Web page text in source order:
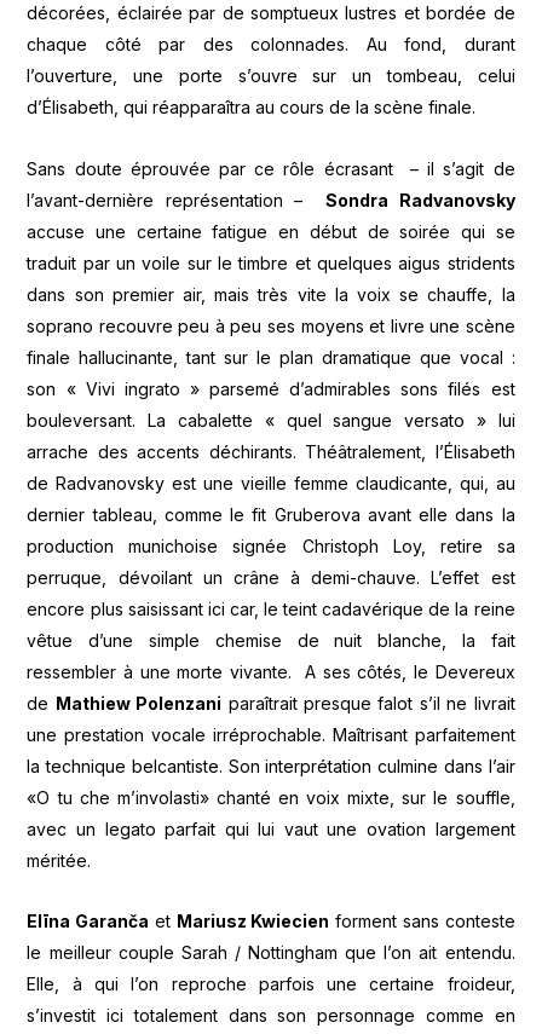
décorées, éclairée par de somptueux lustres et bordée de
chaque côté par des colonnades. Au fond, durant
l’ouverture, une porte s’ouvre sur un tombeau, celui
d’Élisabeth, qui réapparaîtra au cours de la scène finale.
Sans doute éprouvée par ce rôle écrasant – il s’agit de
l’avant-dernière représentation –Sondra Radvanovsky
accuse une certaine fatigue en début de soirée qui se
traduit par un voile sur le timbre et quelques aigus stridents
dans son premier air, mais très vite la voix se chauffe, la
soprano recouvre peu à peu ses moyens et livre une scène
finale hallucinante, tant sur le plan dramatique que vocal :
son « Vivi ingrato » parsemé d’admirables sons filés est
bouleversant. La cabalette « quel sangue versato » lui
arrache des accents déchirants. Théâtralement, l’Élisabeth
de Radvanovsky est une vieille femme claudicante, qui, au
dernier tableau, comme le fit Gruberova avant elle dans la
production munichoise signée Christoph Loy, retire sa
perruque, dévoilant un crâne à demi-chauve. L’effet est
encore plus saisissant ici car, le teint cadavérique de la reine
vêtue d’une simple chemise de nuit blanche, la fait
ressembler à une morte vivante. A ses côtés, le Devereux
de Mathiew Polenzani paraîtrait presque falot s’il ne livrait
une prestation vocale irréprochable. Maîtrisant parfaitement
la technique belcantiste. Son interprétation culmine dans l’air
«O tu che m’involasti» chanté en voix mixte, sur le souffle,
avec un legato parfait qui lui vaut une ovation largement
méritée.
Elīna Garanča et Mariusz Kwiecien forment sans conteste
le meilleur couple Sarah / Nottingham que l’on ait entendu.
Elle, à qui l’on reproche parfois une certaine froideur,
s’investit ici totalement dans son personnage comme en